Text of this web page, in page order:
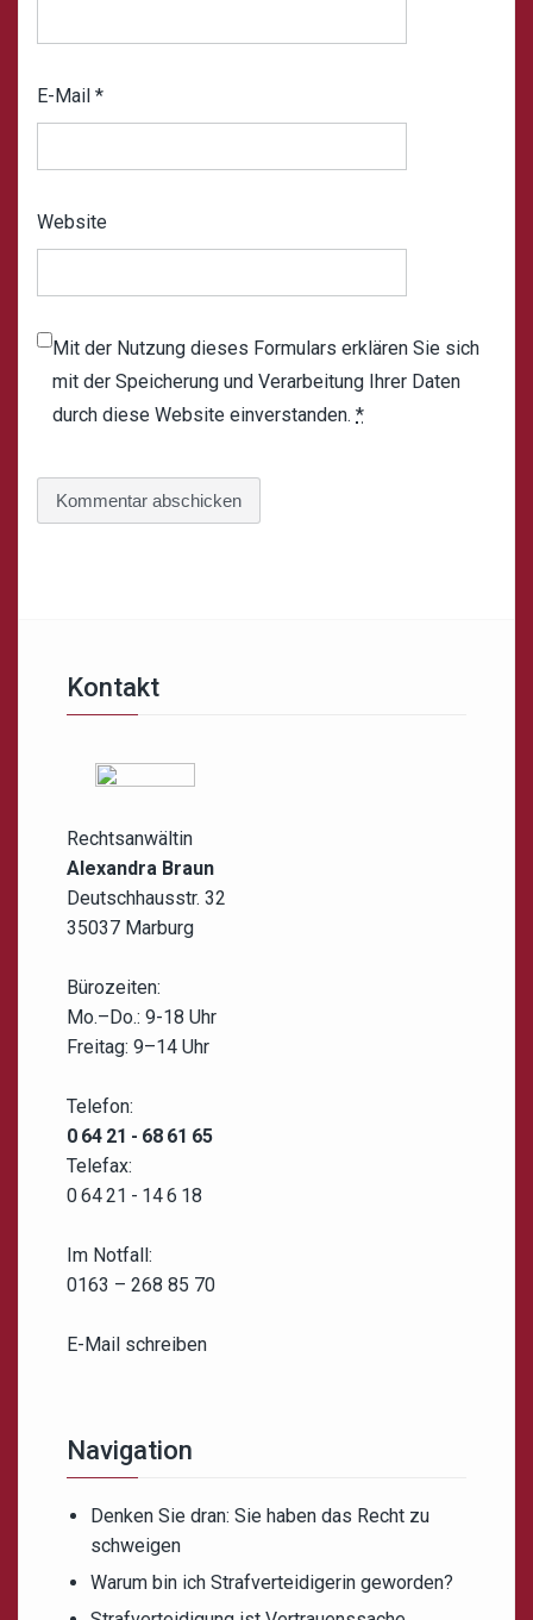
E-Mail *
Website
Mit der Nutzung dieses Formulars erklären Sie sich
mit der Speicherung und Verarbeitung Ihrer Daten
durch diese Website einverstanden. *
Kontakt
Rechtsanwältin
Alexandra Braun
Deutschhausstr. 32
35037 Marburg
Bürozeiten:
Mo.–Do.: 9-18 Uhr
Freitag: 9–14 Uhr
Telefon:
0 64 21 - 68 61 65
Telefax:
0 64 21 - 14 6 18
Im Notfall:
0163 – 268 85 70
E-Mail schreiben
Navigation
Denken Sie dran: Sie haben das Recht zu
schweigen
Warum bin ich Strafverteidigerin geworden?